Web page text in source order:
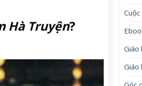
Hà Truyện?
Giáo
Giáo